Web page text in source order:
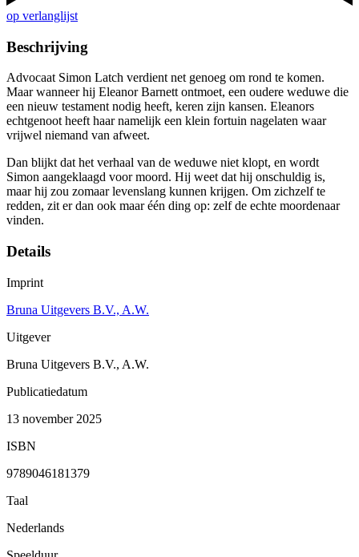
op verlanglijst
Beschrijving
Advocaat Simon Latch verdient net genoeg om rond te komen.
Maar wanneer hij Eleanor Barnett ontmoet, een oudere weduwe die
een nieuw testament nodig heeft, keren zijn kansen. Eleanors
echtgenoot heeft haar namelijk een klein fortuin nagelaten waar
vrijwel niemand van afweet.
Dan blijkt dat het verhaal van de weduwe niet klopt, en wordt
Simon aangeklaagd voor moord. Hij weet dat hij onschuldig is,
maar hij zou zomaar levenslang kunnen krijgen. Om zichzelf te
redden, zit er dan ook maar één ding op: zelf de echte moordenaar
vinden.
Details
Imprint
Bruna Uitgevers B.V., A.W.
Uitgever
Bruna Uitgevers B.V., A.W.
Publicatiedatum
13 november 2025
ISBN
9789046181379
Taal
Nederlands